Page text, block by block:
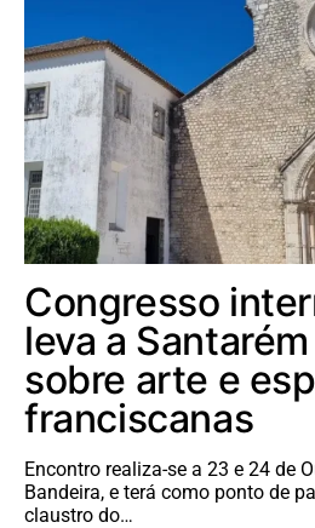
Congresso
leva a
sobre arte e
franciscanas
Encontro realiza-se a 23 e 24 de
Bandeira, e terá como ponto de
claustro do…